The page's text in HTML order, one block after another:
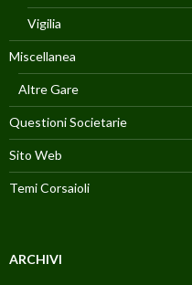
Vigilia
Miscellanea
Altre Gare
Questioni Societarie
Sito Web
Temi Corsaioli
ARCHIVI